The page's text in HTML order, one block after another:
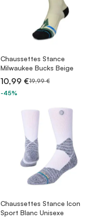
Chaussettes Stance
Milwaukee Bucks Beige
10,99 €19,99 €
-45%
Chaussettes Stance Icon
Sport Blanc Unisexe